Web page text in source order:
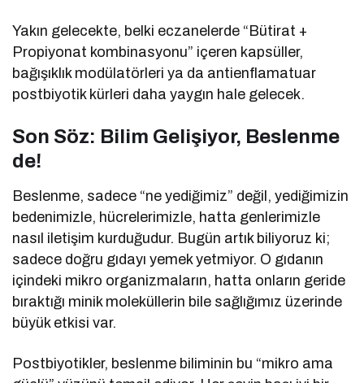
Yakın gelecekte, belki eczanelerde “Bütirat +
Propiyonat kombinasyonu” içeren kapsüller,
bağışıklık modülatörleri ya da antienflamatuar
postbiyotik kürleri daha yaygın hale gelecek.
Son Söz: Bilim Gelişiyor, Beslenme
de!
Beslenme, sadece “ne yediğimiz” değil, yediğimizin
bedenimizle, hücrelerimizle, hatta genlerimizle
nasıl iletişim kurduğudur. Bugün artık biliyoruz ki;
sadece doğru gıdayı yemek yetmiyor. O gıdanın
içindeki mikro organizmaların, hatta onların geride
bıraktığı minik moleküllerin bile sağlığımız üzerinde
büyük etkisi var.
Postbiyotikler, beslenme biliminin bu “mikro ama